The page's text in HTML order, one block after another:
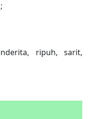
ripuh, sarit,